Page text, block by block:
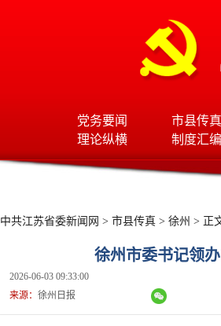
党务要闻 市县传真
理论纵横
制度汇编
中共江苏省委新闻网 > 市县传真 > 徐州 > 正
徐州市委书记领
2026-06-03 09:33:00
来源： 徐州日报